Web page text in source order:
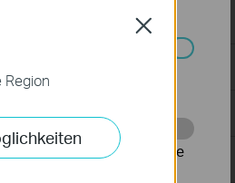
Wired Gateways
Gateways
4G/5G WiFi Gateways
Region
Close
Ihren Systemen nicht
zu analysieren, um die